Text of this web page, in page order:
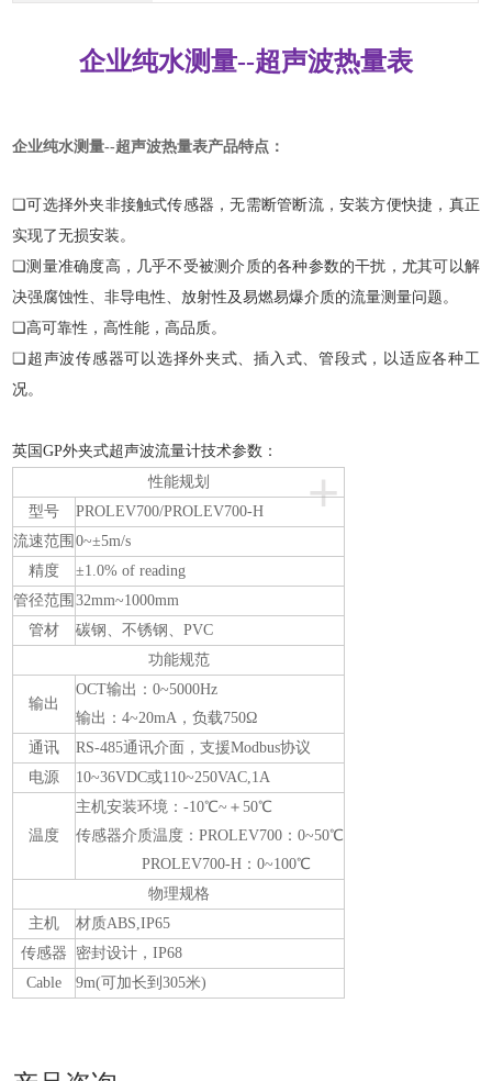
企业纯水测量--超声波热量表
企业纯水测量--超声波热量表产品特点：
❏可选择外夹非接触式传感器，无需断管断流，安装方便快捷，真正
实现了无损安装。
❏测量准确度高，几乎不受被测介质的各种参数的干扰，尤其可以解
决强腐蚀性、非导电性、放射性及易燃易爆介质的流量测量问题。
❏高可靠性，高性能，高品质。
❏超声波传感器可以选择外夹式、插入式、管段式，以适应各种工
况。
英国GP外夹式超声波流量计技术参数：
+
性能规划
型号
PROLEV700/PROLEV700-H
流速范围 0~±5m/s
精度
±1.0% of reading
管径范围 32mm~1000mm
管材
碳钢、不锈钢、PVC
功能规范
输出
OCT输出：0~5000Hz
输出：4~20mA，负载750Ω
通讯
RS-485通讯介面，支援Modbus协议
电源
10~36VDC或110~250VAC,1A
温度
主机安装环境：-10℃~＋50℃
传感器介质温度：PROLEV700：0~50℃
PROLEV700-H：0~100℃
物理规格
主机
材质ABS,IP65
传感器
密封设计，IP68
Cable
9m(可加长到305米)